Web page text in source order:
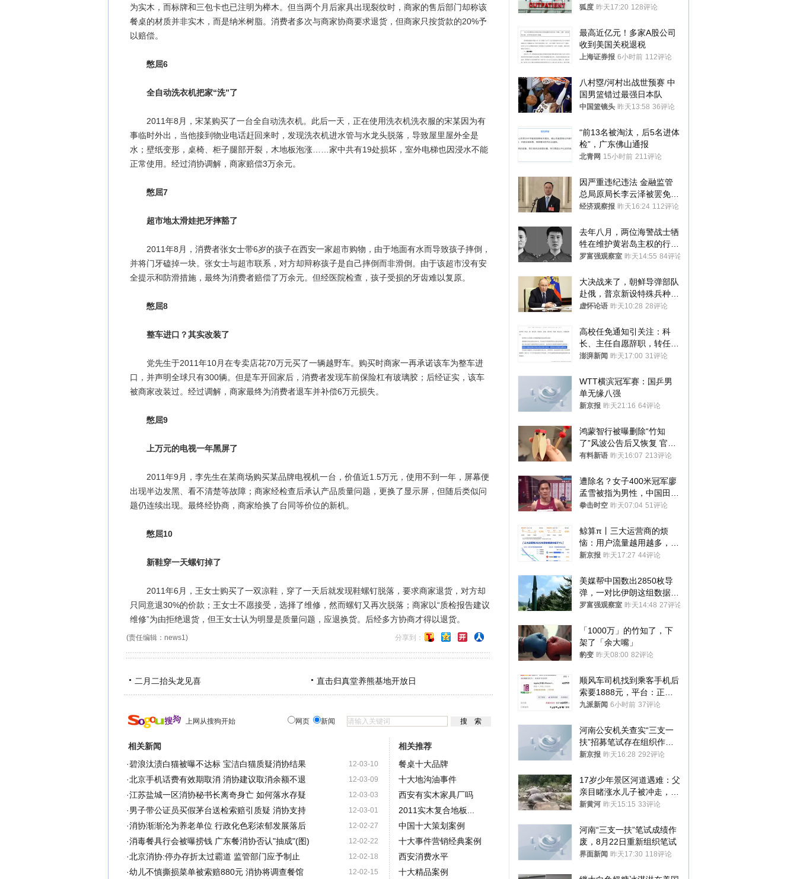
为实木，而标牌和三包卡也已注明为榉木。但当两个月后家具出现裂纹时，商家的售后部门却称该
餐桌的材质并非实木，而是纳米树脂。消费者多次与商家协商要求退货，但商家只按货款的20%予
以赔偿。
憋屈6
全自动洗衣机把家“洗”了
2011年8月，宋某购买了一台全自动洗衣机。此后一天，正在使用洗衣机洗衣服的宋某因为有
事临时外出，当他接到物业电话赶回来时，发现洗衣机进水管与水龙头脱落，导致屋里屋外全是
水；壁纸变形，桌椅、柜子腿部开裂，木地板泡涨……家中共有19处损坏，室外电梯也因浸水不能
正常使用。经过消协调解，商家赔偿3万余元。
憋屈7
超市地太滑娃把牙摔豁了
2011年8月，消费者张女士带6岁的孩子在西安一家超市购物，由于地面有水而导致孩子摔倒，
并将门牙磕掉一块。张女士与超市联系，对方却辩称孩子是自己摔倒而非滑倒。由于该超市没有安
全提示和防滑措施，最终为消费者赔偿了万余元。但经医院检查，孩子受损的牙齿难以复原。
憋屈8
整车进口？其实改装了
党先生于2011年10月在专卖店花70万元买了一辆越野车。购买时商家一再承诺该车为整车进
口，并声明全球只有300辆。但是车开回家后，消费者发现车前保险杠有玻璃胶；后经证实，该车
被商家改装过。经过调解，商家最终为消费者退车并补偿6万元损失。
憋屈9
上万元的电视一年黑屏了
2011年9月，李先生在某商场购买某品牌电视机一台，价值近1.5万元，使用不到一年，屏幕便
出现半边发黑、看不清楚等故障；商家经检查后承认产品质量问题，更换了显示屏，但随后类似问
题仍连续出现。最终经协商，商家给换了台同等价位的新机。
憋屈10
新鞋穿一天螺钉掉了
2011年6月，王女士购买了一双凉鞋，穿了一天后就发现鞋螺钉脱落，要求商家退货，对方却
只同意退30%的价款；王女士不愿接受，选择了维修，然而螺钉又再次脱落；商家以“质检报告建议
维修”为由拒绝退货，但王女士认为明显是质量问题，应退换货。后经多方协商才得以退货。
(责任编辑：news1) 分享到：
二月二抬头龙见喜 直击归真堂养熊基地开放日
上网从搜狗开始 网页 新闻
相关新闻
12-03-10
·碧浪汰渍白猫被曝不达标 宝洁白猫质疑消协结果
12-03-09
·北京手机话费有效期取消 消协建议取消余额不退
12-03-03
·江苏盐城一区消协秘书长离奇身亡 如何落水存疑
12-03-01
·男子带公证员买假茅台送检索赔引质疑 消协支持
12-02-27
·消协渐渐沦为养老单位 行政化色彩浓郁发展落后
12-02-22
·消毒餐具行会被曝捞钱 广东餐消协否认"抽成"(图)
12-02-18
·北京消协:停办存折太过霸道 监管部门应予制止
12-02-15
·幼儿不慎撕损菜单被索赔880元 消协将调查餐馆
相关推荐
餐桌十大品牌
十大地沟油事件
西安有实木家具厂吗
2011实木复合地板...
中国十大策划案例
十大事件营销经典案例
西安消费水平
十大精品案例
狐度 昨天17:20 128评论
最高近亿元！多家A股公司
收到美国关税退税
上海证券报 6小时前 112评论
八村塁/河村出战世预赛 中
国男篮错过最强日本队
中国篮镜头 昨天13:58 36评论
“前13名被淘汰，后5名进体
检”，广东佛山通报
北青网 15小时前 211评论
因严重违纪违法 金融监管
总局原局长李云泽被罢免全
国人大代表
经济观察报 昨天16:24 112评论
去年八月，两位海警战士牺
牲在维护黄岩岛主权的行动
中
罗富强观察室 昨天14:55 84评论
大决战来了，朝鲜导弹部队
赴俄，普京新设特殊兵种，
76岁老将扛旗
虚怀论语 昨天10:28 28评论
高校任免通知引关注：科
长、主任自愿辞职，转任思
政辅导员
澎湃新闻 昨天17:00 31评论
WTT横滨冠军赛：国乒男
单无缘八强
新京报 昨天21:16 64评论
鸿蒙智行被曝删除“竹知
了”风波公告后又恢复 官媒
曾力挺：劝华为要大度的，
有料新语 昨天16:07 213评论
遭除名？女子400米冠军廖
孟雪被指为男性，中国田协
默不作声
拳击时空 昨天07:04 51评论
鲸算π丨三大运营商的烦
恼：用户流量越用越多，收
入却越来越少
新京报 昨天17:27 44评论
美媒帮中国数出2850枚导
弹，一对比伊朗这组数据，
发现出大事了
罗富强观察室 昨天14:48 27评论
「1000万」的竹知了，下
架了「余大嘴」
豹变 昨天08:00 82评论
顺风车司机找到乘客手机后
索要1888元，平台：正和
司机沟通协商
九派新闻 6小时前 37评论
河南公安机关查实“三支一
扶”招募笔试存在组织作弊
犯罪行为
新京报 昨天16:28 292评论
17岁少年景区河道遇难：父
亲目睹涨水儿子被冲走，当
地排除上游泄洪，家属盼厘
新黄河 昨天15:15 33评论
河南“三支一扶”笔试成绩作
废，8月22日重新组织笔试
界面新闻 昨天17:30 118评论